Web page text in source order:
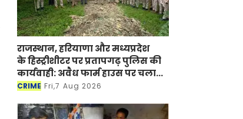
राजस्थान, हरियाणा और मध्यप्रदेश
के हिस्ट्रीशीटर पर प्रतापगढ़ पुलिस की
कार्यवाही: अवैध फार्म हाउस पर चला
बुलडोजर
CRIME Fri,7 Aug 2026